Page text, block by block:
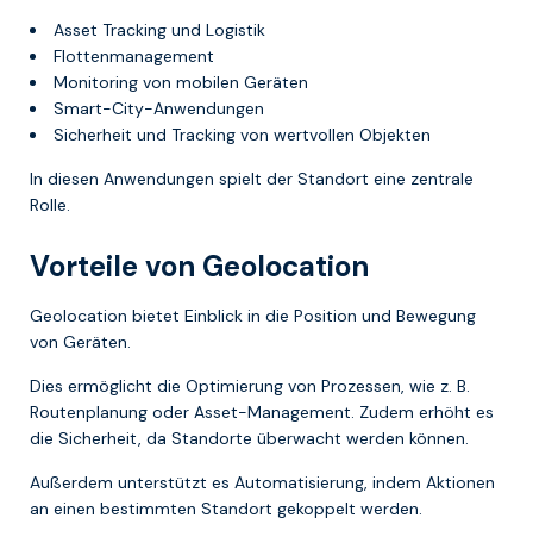
Asset Tracking und Logistik
Flottenmanagement
Monitoring von mobilen Geräten
Smart-City-Anwendungen
Sicherheit und Tracking von wertvollen Objekten
In diesen Anwendungen spielt der Standort eine zentrale
Rolle.
Vorteile von Geolocation
Geolocation bietet Einblick in die Position und Bewegung
von Geräten.
Dies ermöglicht die Optimierung von Prozessen, wie z. B.
Routenplanung oder Asset-Management. Zudem erhöht es
die Sicherheit, da Standorte überwacht werden können.
Außerdem unterstützt es Automatisierung, indem Aktionen
an einen bestimmten Standort gekoppelt werden.